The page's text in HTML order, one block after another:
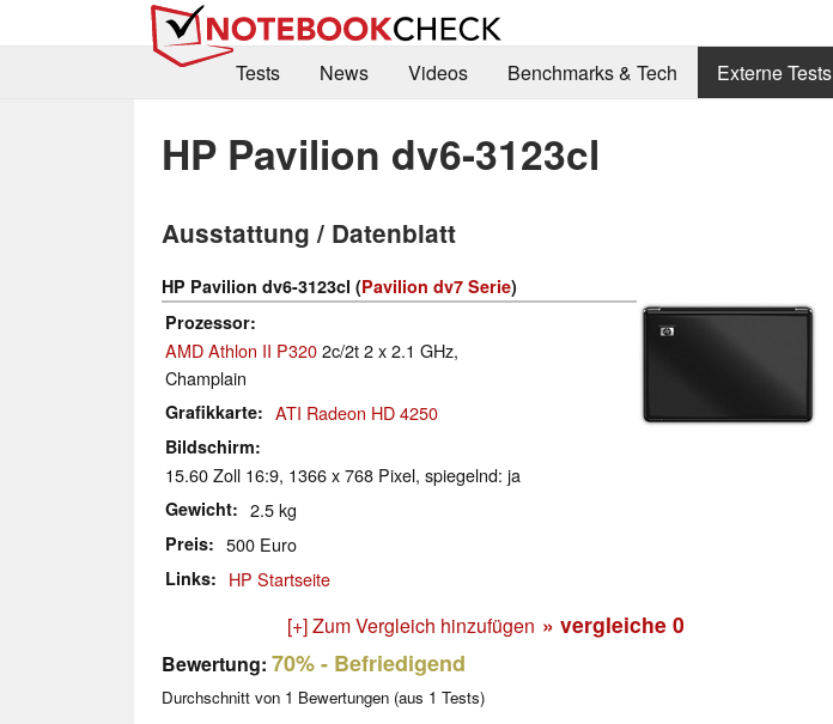
Tests
News Videos Benchmarks & Tech Externe Tests
HP Pavilion dv6-3123cl
Ausstattung / Datenblatt
HP Pavilion dv6-3123cl (Pavilion dv7 Serie)
Prozessor
AMD Athlon II P3202c/2t 2 x 2.1 GHz,
Champlain
Grafikkarte ATI Radeon HD 4250
Bildschirm
15.60 Zoll 16:9, 1366 x 768 Pixel, spiegelnd: ja
Gewicht 2.5 kg
Preis 500 Euro
Links HP Startseite
[+] Zum Vergleich hinzufügen » vergleiche 0
Bewertung: 70%- Befriedigend
Durchschnitt von 1 Bewertungen (aus 1 Tests)